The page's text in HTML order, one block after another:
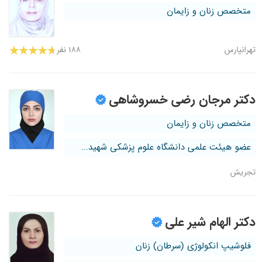
متخصص زنان و زایمان
تهرانپارس ۱۸۸ نفر
دکتر مرجان رضی خسروشاهی
متخصص زنان و زایمان
عضو هیئت علمی دانشگاه علوم پزشکی شهید...
تجریش
دکتر الهام شیر علی
فلوشیپ انکولوژی (سرطان) زنان